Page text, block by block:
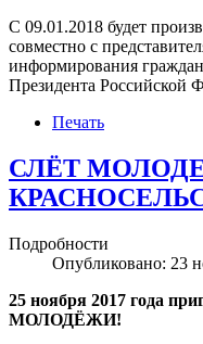
С 09.01.2018 будет
совместно с
информирования
Президента Российской
Печать
СЛЁТ
Подробности
Опубликовано: 23
25 ноября 2017 года
МОЛОДЁЖИ!